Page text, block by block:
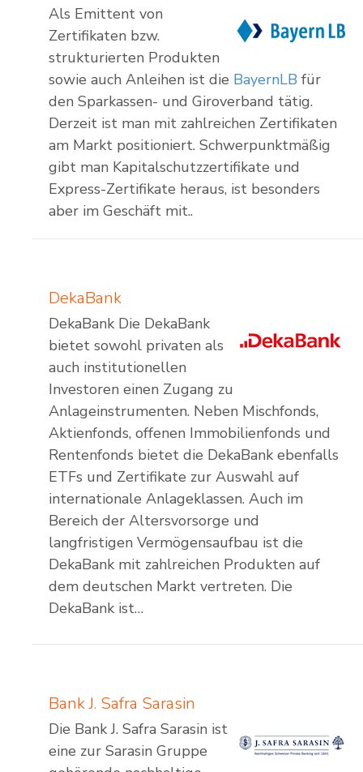
Als Emittent von
Zertifikaten bzw.
strukturierten Produkten
sowie auch Anleihen ist die BayernLB für
den Sparkassen- und Giroverband tätig.
Derzeit ist man mit zahlreichen Zertifikaten
am Markt positioniert. Schwerpunktmäßig
gibt man Kapitalschutzzertifikate und
Express-Zertifikate heraus, ist besonders
aber im Geschäft mit..
DekaBank
DekaBank Die DekaBank
bietet sowohl privaten als
auch institutionellen
Investoren einen Zugang zu
Anlageinstrumenten. Neben Mischfonds,
Aktienfonds, offenen Immobilienfonds und
Rentenfonds bietet die DekaBank ebenfalls
ETFs und Zertifikate zur Auswahl auf
internationale Anlageklassen. Auch im
Bereich der Altersvorsorge und
langfristigen Vermögensaufbau ist die
DekaBank mit zahlreichen Produkten auf
dem deutschen Markt vertreten. Die
DekaBank ist…
Bank J. Safra Sarasin
Die Bank J. Safra Sarasin ist
eine zur Sarasin Gruppe